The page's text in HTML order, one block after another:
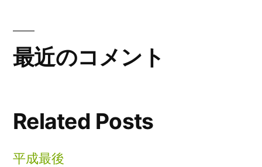
最近のコメント
Related Posts
平成最後